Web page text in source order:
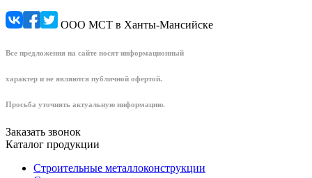
ООО МСТ в Ханты-Мансийске
Все предложения на сайте носят информационный
характер и не являются публичной офертой.
Просьба уточнять актуальную информацию.
Заказать звонок
Каталог продукции
Строительные металлоконструкции